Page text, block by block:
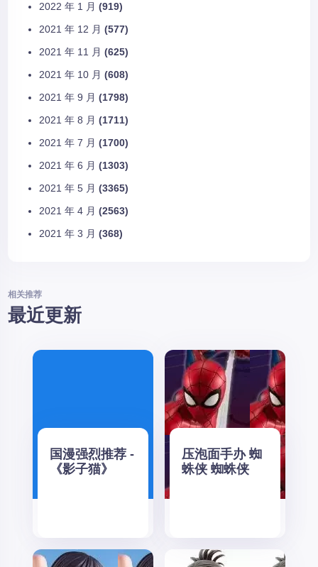
2022 年 1 月 (919)
2021 年 12 月 (577)
2021 年 11 月 (625)
2021 年 10 月 (608)
2021 年 9 月 (1798)
2021 年 8 月 (1711)
2021 年 7 月 (1700)
2021 年 6 月 (1303)
2021 年 5 月 (3365)
2021 年 4 月 (2563)
2021 年 3 月 (368)
相关推荐
最近更新
国漫强烈推荐 -
《影子猫》
压泡面手办 蜘
蛛侠 蜘蛛侠